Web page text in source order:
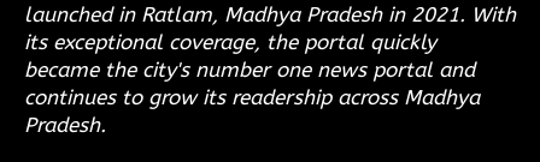
launched in Ratlam, Madhya Pradesh in 2021. With
its exceptional coverage, the portal quickly
became the city's number one news portal and
continues to grow its readership across Madhya
Pradesh.